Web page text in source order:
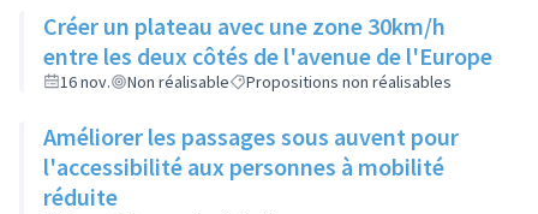
Créer un plateau avec une zone 30km/h
entre les deux côtés de l'avenue de l'Europe
16 nov. Non réalisable Propositions non réalisables
Améliorer les passages sous auvent pour
l'accessibilité aux personnes à mobilité
réduite